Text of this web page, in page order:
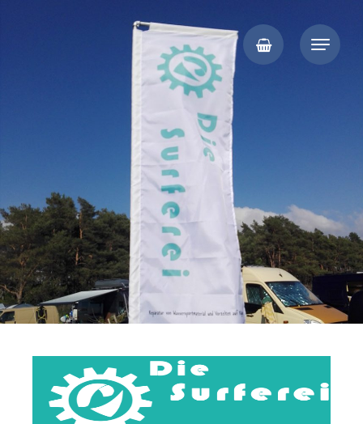
Die Surferei
Segelmacher auf Rügen, Kite- und Windsurf-Reparaturen, Vorzelte,
Planen, Persenninge